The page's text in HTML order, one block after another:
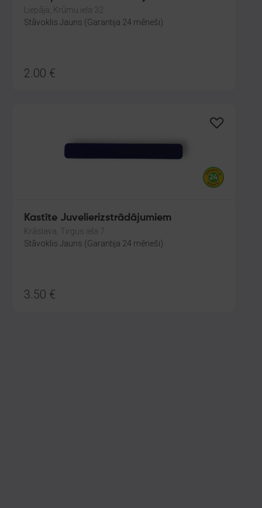
Liepāja, Krūmu iela 32
Stāvoklis Jauns (Garantija 24 mēneši)
2.00 €
Kastīte Juvelierizstrādājumiem
Krāslava, Tirgus iela 7
Stāvoklis Jauns (Garantija 24 mēneši)
3.50 €